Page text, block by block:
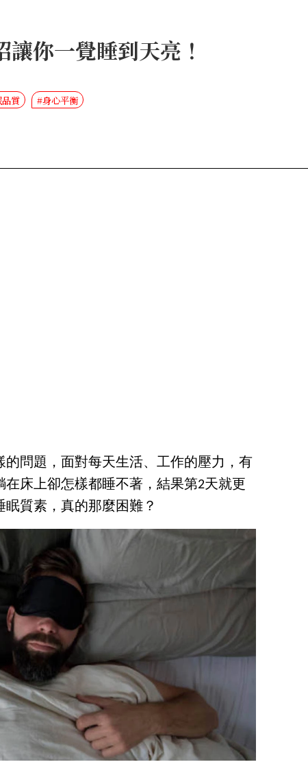
你一覺睡到天亮！
質 #身心平衡
問題，面對每天生活、工作的壓力，有
床上卻怎樣都睡不著，結果第2天就更
質素，真的那麼困難？